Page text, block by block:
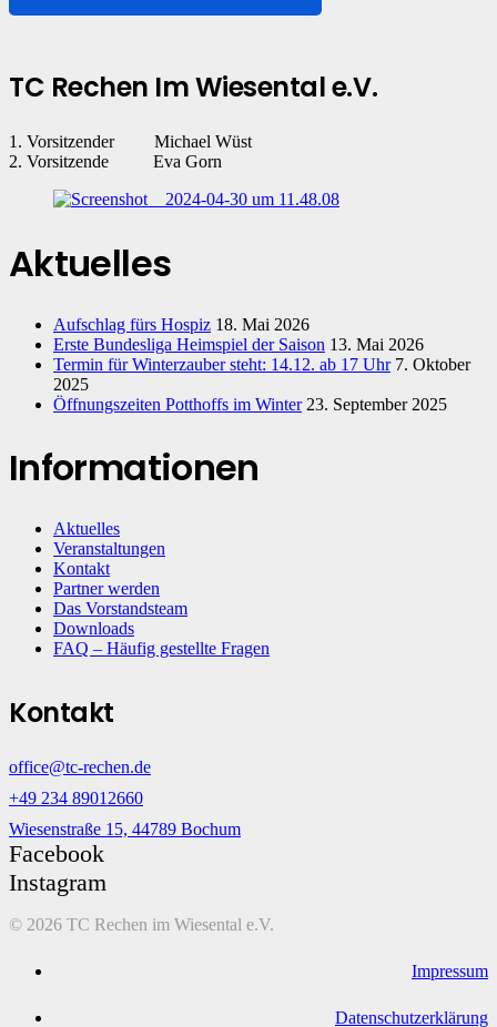
TC Rechen Im Wiesental e.V.
1. Vorsitzender Michael Wüst
2. Vorsitzende Eva Gorn
Aktuelles
Aufschlag fürs Hospiz 18. Mai 2026
Erste Bundesliga Heimspiel der Saison 13. Mai 2026
Termin für Winterzauber steht: 14.12. ab 17 Uhr 7. Oktober
2025
Öffnungszeiten Potthoffs im Winter 23. September 2025
Informationen
Aktuelles
Veranstaltungen
Kontakt
Partner werden
Das Vorstandsteam
Downloads
FAQ – Häufig gestellte Fragen
Kontakt
office@tc-rechen.de
+49 234 89012660
Wiesenstraße 15, 44789 Bochum
Facebook
Instagram
© 2026 TC Rechen im Wiesental e.V.
Impressum
Datenschutzerklärung